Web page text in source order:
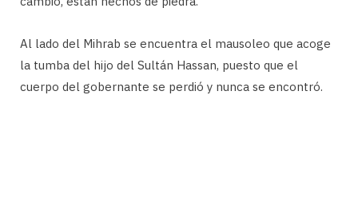
Al lado del Mihrab se encuentra el mausoleo que acoge
la tumba del hijo del Sultán Hassan, puesto que el
cuerpo del gobernante se perdió y nunca se encontró.